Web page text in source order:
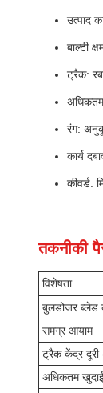
उत्पाद
बाल्टी
ट्रैक:
अधिकतम
रंग:
कार्य
कीवर्ड:
तकनीकी
विशेषता
बुलडोजर ब्लेड
समग्र आयाम
ट्रैक केंद्र दूरी
अधिकतम